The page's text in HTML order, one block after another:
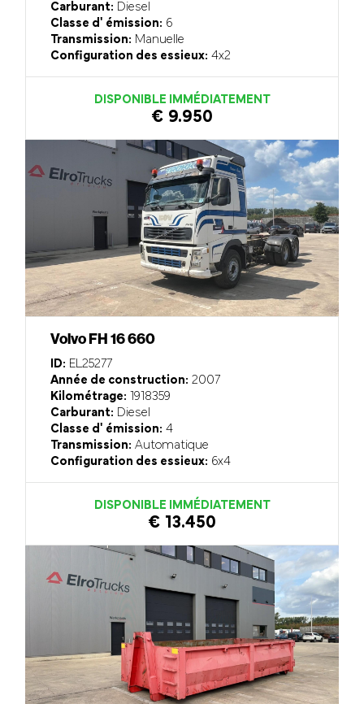
Carburant: Diesel
Classe d' émission: 6
Transmission: Manuelle
Configuration des essieux: 4x2
DISPONIBLE IMMÉDIATEMENT
€ 9.950
Volvo FH 16 660
ID: EL25277
Année de construction: 2007
Kilométrage: 1918359
Carburant: Diesel
Classe d' émission: 4
Transmission: Automatique
Configuration des essieux: 6x4
DISPONIBLE IMMÉDIATEMENT
€ 13.450